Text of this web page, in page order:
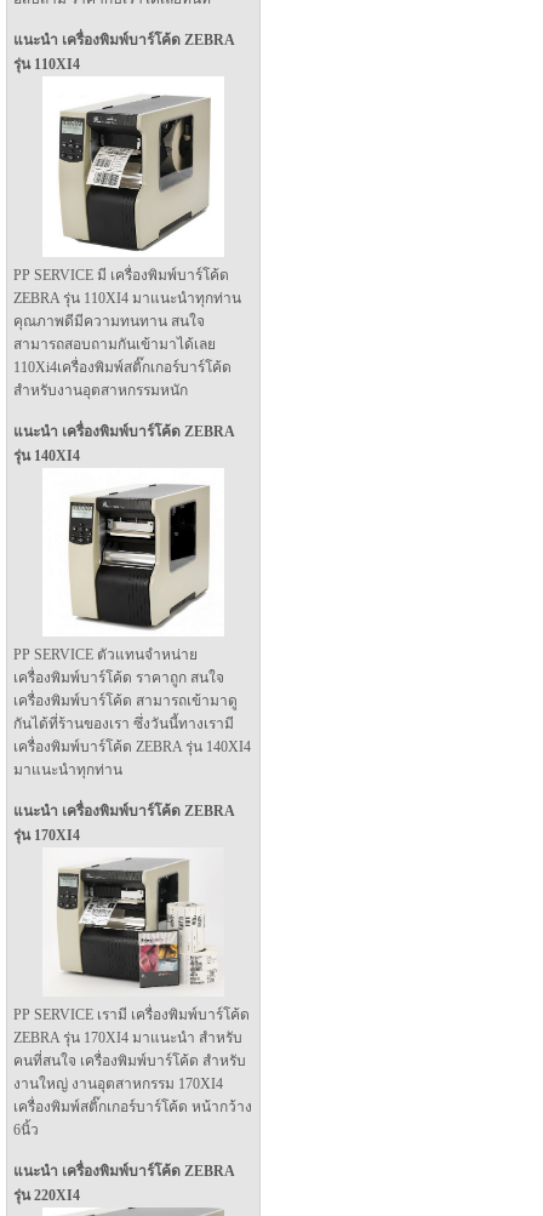
แนะนำ เครื่องพิมพ์บาร์โค้ด ZEBRA
รุ่น 110XI4
PP SERVICE มี เครื่องพิมพ์บาร์โค้ด
ZEBRA รุ่น 110XI4 มาแนะนำทุกท่าน
คุณภาพดีมีความทนทาน สนใจ
สามารถสอบถามกันเข้ามาได้เลย
110Xi4เครื่องพิมพ์สติ๊กเกอร์บาร์โค้ด
สำหรับงานอุตสาหกรรมหนัก
แนะนำ เครื่องพิมพ์บาร์โค้ด ZEBRA
รุ่น 140XI4
PP SERVICE ตัวแทนจำหน่าย
เครื่องพิมพ์บาร์โค้ด ราคาถูก สนใจ
เครื่องพิมพ์บาร์โค้ด สามารถเข้ามาดู
กันได้ที่ร้านของเรา ซึ่งวันนี้ทางเรามี
เครื่องพิมพ์บาร์โค้ด ZEBRA รุ่น 140XI4
มาแนะนำทุกท่าน
แนะนำ เครื่องพิมพ์บาร์โค้ด ZEBRA
รุ่น 170XI4
PP SERVICE เรามี เครื่องพิมพ์บาร์โค้ด
ZEBRA รุ่น 170XI4 มาแนะนำ สำหรับ
คนที่สนใจ เครื่องพิมพ์บาร์โค้ด สำหรับ
งานใหญ่ งานอุตสาหกรรม 170XI4
เครื่องพิมพ์สติ๊กเกอร์บาร์โค้ด หน้ากว้าง
6นิ้ว
แนะนำ เครื่องพิมพ์บาร์โค้ด ZEBRA
รุ่น 220XI4